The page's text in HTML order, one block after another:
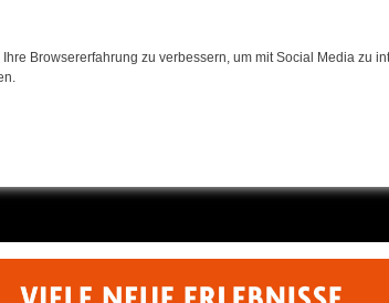
Browsererfahrung zu verbessern, um mit Social Media